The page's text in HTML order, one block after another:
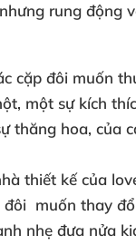
nhưng rung động
cặp đôi muốn
, một sự kích
thăng hoa, của
thiết kếcủa
đôi muốn thay
nhẹ đưa nửa